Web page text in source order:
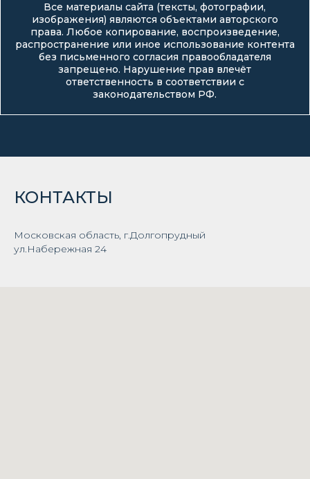
Все материалы сайта (тексты, фотографии,
изображения) являются объектами авторского
права. Любое копирование, воспроизведение,
распространение или иное использование контента
без письменного согласия правообладателя
запрещено. Нарушение прав влечёт
ответственность в соответствии с
законодательством РФ.
КОНТАКТЫ
Московская область, г.Долгопрудный
ул.Набережная 24